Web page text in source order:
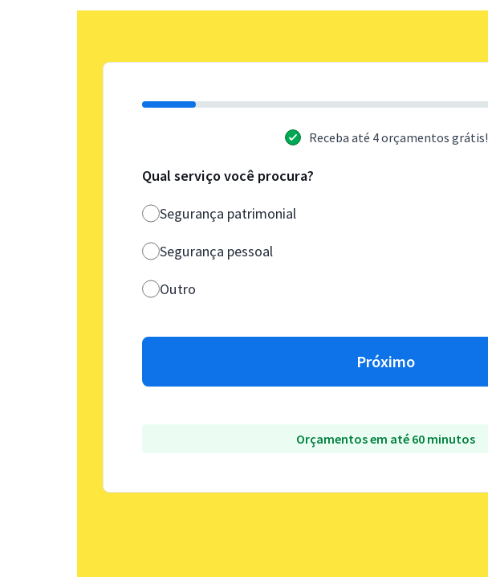
Receba até 4 orçamentos grátis!
Qual serviço você procura?
Segurança patrimonial
Segurança pessoal
Outro
Próximo
Orçamentos em até 60 minutos